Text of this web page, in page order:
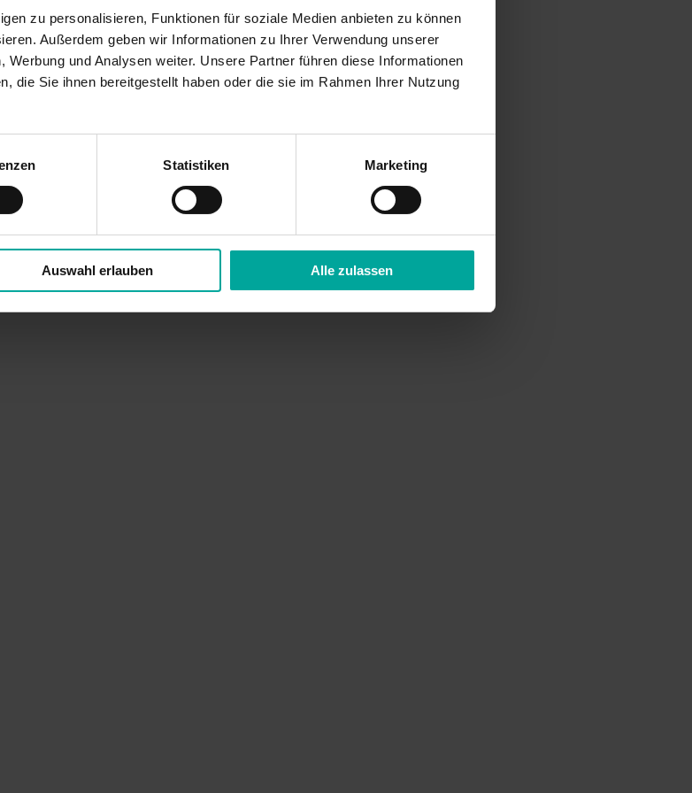
zu personalisieren, Funktionen für soziale Medien anbieten zu können
Außerdem geben wir Informationen zu Ihrer Verwendung unserer
und Analysen weiter. Unsere Partner führen diese Informationen
die Sie ihnen bereitgestellt haben oder die sie im Rahmen Ihrer Nutzung
Statistiken Marketing
Auswahl erlauben Alle zulassen